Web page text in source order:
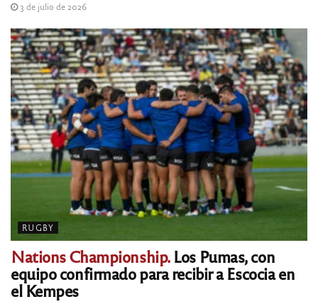
3 de julio de 2026
RUGBY
Nations Championship.Los Pumas, con
equipo confirmado para recibir a Escocia en
el Kempes